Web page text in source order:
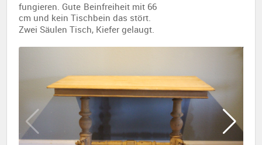
fungieren. Gute Beinfreiheit mit 66
cm und kein Tischbein das stört.
Zwei Säulen Tisch, Kiefer gelaugt.